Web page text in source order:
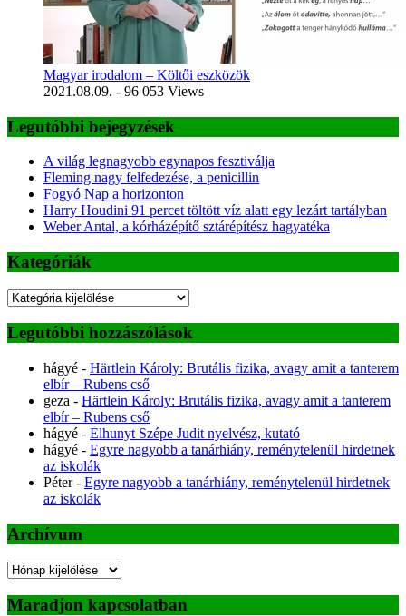
Magyar irodalom – Költői eszközök
2021.08.09. - 96 053 Views
Legutóbbi bejegyzések
A világ legnagyobb egynapos fesztiválja
Fleming nagy felfedezése, a penicillin
Fogyó Nap a horizonton
Harry Houdini 91 percet töltött víz alatt egy lezárt tartályban
Weber Antal, a kórházépítő sztárépítész hagyatéka
Kategóriák
Kategóriák
Legutóbbi hozzászólások
hágyé - Härtlein Károly: Brutális fizika, avagy amit a tanterem
elbír – Rubens cső
geza - Härtlein Károly: Brutális fizika, avagy amit a tanterem
elbír – Rubens cső
hágyé - Elhunyt Szépe Judit nyelvész, kutató
hágyé - Egyre nagyobb a tanárhiány, reménytelenül hirdetnek
az iskolák
Péter- Egyre nagyobb a tanárhiány, reménytelenül hirdetnek
az iskolák
Archívum
Archívum
Maradjon kapcsolatban